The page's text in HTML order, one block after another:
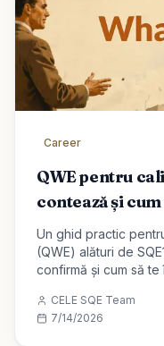
Career
QWE pentru
contează și
Un ghid practic
(QWE) alături de
confirmă și cum să
CELE SQE Team
7/14/2026